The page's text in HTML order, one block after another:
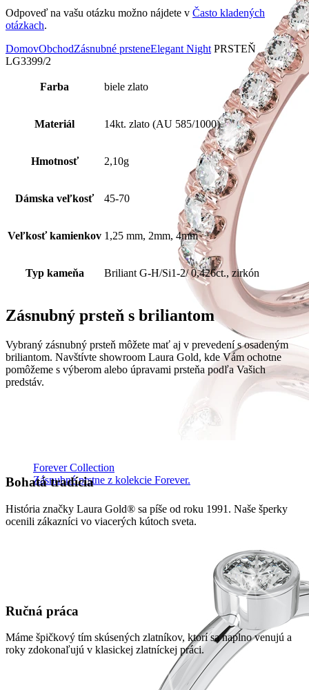
Forever Collection
Zásnubné prstne z kolekcie Forever.
Odpoveď na vašu otázku možno nájdete v Často kladených
otázkach.
DomovObchodZásnubné prsteneElegant Night PRSTEŇ
LG3399/2
Farba biele zlato
Materiál 14kt. zlato (AU 585/1000)
Hmotnosť 2,10g
Dámska veľkosť 45-70
Veľkosť kamienkov 1,25 mm, 2mm, 4mm
Typ kameňa Briliant G-H/Si1-2/ 0,426ct., zirkón
Zásnubný prsteň s briliantom
Vybraný zásnubný prsteň môžete mať aj v prevedení s osadeným
briliantom. Navštívte showroom Laura Gold, kde Vám ochotne
pomôžeme s výberom alebo úpravami prsteňa podľa Vašich
predstáv.
Bohatá tradícia
História značky Laura Gold® sa píše od roku 1991. Naše šperky
ocenili zákazníci vo viacerých kútoch sveta.
Ručná práca
Máme špičkový tím skúsených zlatníkov, ktorí sa naplno venujú a
roky zdokonaľujú v klasickej zlatníckej práci.